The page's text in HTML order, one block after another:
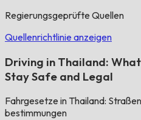
Regierungsgeprüfte Quellen
Quellenrichtlinie anzeigen
Driving in Thailand:
Stay Safe and Legal
Fahrgesetze in Thailand:
bestimmungen